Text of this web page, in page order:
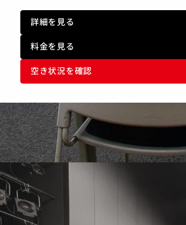
詳細を見る
料金を見る
空き状況を確認